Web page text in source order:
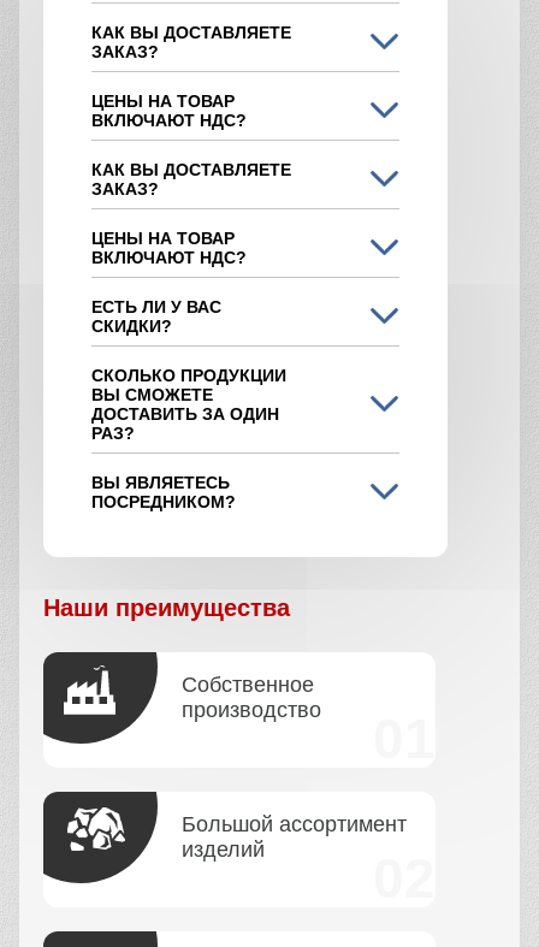
КАК ВЫ ДОСТАВЛЯЕТЕ
ЗАКАЗ?
ЦЕНЫ НА ТОВАР
ВКЛЮЧАЮТ НДС?
КАК ВЫ ДОСТАВЛЯЕТЕ
ЗАКАЗ?
ЦЕНЫ НА ТОВАР
ВКЛЮЧАЮТ НДС?
ЕСТЬ ЛИ У ВАС
СКИДКИ?
СКОЛЬКО ПРОДУКЦИИ
ВЫ СМОЖЕТЕ
ДОСТАВИТЬ ЗА ОДИН
РАЗ?
ВЫ ЯВЛЯЕТЕСЬ
ПОСРЕДНИКОМ?
Наши преимущества
Собственное
производство
Большой ассортимент
изделий